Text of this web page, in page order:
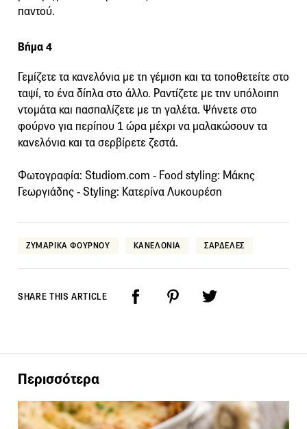
παντού.
Βήμα 4
Γεμίζετε τα κανελόνια με τη γέμιση και τα τοποθετείτε στο
ταψί, το ένα δίπλα στο άλλο. Ραντίζετε με την υπόλοιπη
ντομάτα και πασπαλίζετε με τη γαλέτα. Ψήνετε στο
φούρνο για περίπου 1 ώρα μέχρι να μαλακώσουν τα
κανελόνια και τα σερβίρετε ζεστά.
Φωτογραφία: Studiom.com - Food styling: Μάκης
Γεωργιάδης - Styling: Κατερίνα Λυκουρέση
ΖΥΜΑΡΙΚΑ ΦΟΥΡΝΟΥ ΚΑΝΕΛΟΝΙΑ ΣΑΡΔΕΛΕΣ
SHARE THIS ARTICLE
Περισσότερα